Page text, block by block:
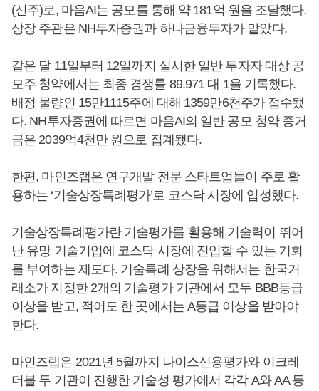
(신주)로, 마음AI는 공모를 통해 약 181억 원을 조달했다.
상장 주관은 NH투자증권과 하나금융투자가 맡았다.
같은 달 11일부터 12일까지 실시한 일반 투자자 대상 공
모주 청약에서는 최종 경쟁률 89.971 대 1을 기록했다.
배정 물량인 15만1115주에 대해 1359만6천주가 접수됐
다. NH투자증권에 따르면 마음AI의 일반 공모 청약 증거
금은 2039억4천만 원으로 집계됐다.
한편, 마인즈랩은 연구개발 전문 스타트업들이 주로 활
용하는 ‘기술상장특례평가’로 코스닥 시장에 입성했다.
기술상장특례평가란 기술평가를 활용해 기술력이 뛰어
난 유망 기술기업에 코스닥 시장에 진입할 수 있는 기회
를 부여하는 제도다. 기술특례 상장을 위해서는 한국거
래소가 지정한 2개의 기술평가 기관에서 모두 BBB등급
이상을 받고, 적어도 한 곳에서는 A등급 이상을 받아야
한다.
마인즈랩은 2021년 5월까지 나이스신용평가와 이크레
더블 두 기관이 진행한 기술성 평가에서 각각 A와 AA 등